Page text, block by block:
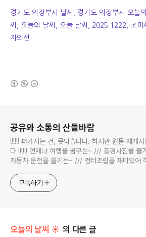
경기도 의정부시 날씨, 경기도 의정부시 오늘
씨, 오늘의 날씨, 오늘 날씨, 2025 1222, 초미
자외선
공유와 소통의 산들바람
!!!!!! 퍼가시는 건, 못막습니다. 하지만 원문 재게시
다 !!!!!! 언제나 여행을 꿈꾸는~ /// 풍경사진을
자동차 운전을 즐기는~ /// 컴터조립을 재미있어
식하는 미드가 있는~ /// 사회적 이슈에 발언하는
구독하기
오늘의 날씨 ☀ 의 다른 글